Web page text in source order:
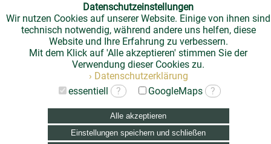
Datenschutzeinstellungen
Wir nutzen Cookies auf unserer Website. Einige von ihnen sind
technisch notwendig, während andere uns helfen, diese
Website und Ihre Erfahrung zu verbessern.
Mit dem Klick auf 'Alle akzeptieren' stimmen Sie der
Verwendung dieser Cookies zu.
› Datenschutzerklärung
essentiell ? GoogleMaps ?
Alle akzeptieren
Einstellungen speichern und schließen